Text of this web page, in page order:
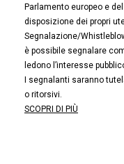
Parlamento europeo e
disposizione dei propri
Segnalazione/
è possibile segnalare
ledono l’interesse
I segnalanti saranno
o ritorsivi.
SCOPRI DI PIÙ